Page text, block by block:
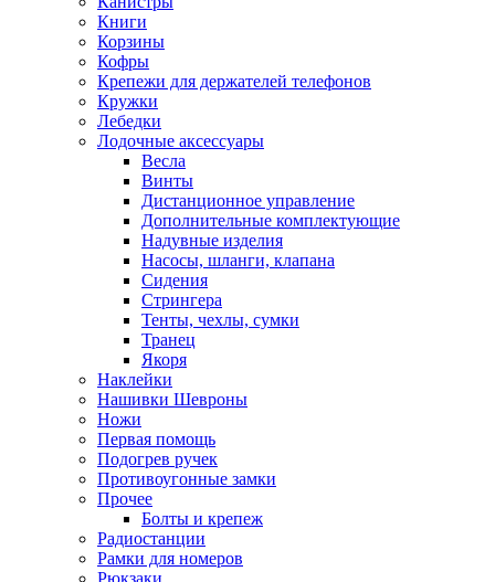
Книги
Корзины
Кофры
Крепежи для держателей телефонов
Кружки
Лебедки
Лодочные аксессуары
Весла
Винты
Дистанционное управление
Дополнительные комплектующие
Надувные изделия
Насосы, шланги, клапана
Сидения
Стрингера
Тенты, чехлы, сумки
Транец
Якоря
Наклейки
Нашивки Шевроны
Ножи
Первая помощь
Подогрев ручек
Противоугонные замки
Прочее
Болты и крепеж
Радиостанции
Рамки для номеров
Рюкзаки